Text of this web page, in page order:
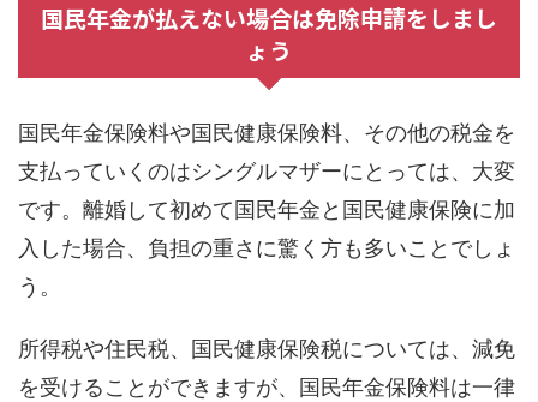
国民年金が払えない場合は免除申請をしまし
ょう
国民年金保険料や国民健康保険料、その他の税金を
支払っていくのはシングルマザーにとっては、大変
です。離婚して初めて国民年金と国民健康保険に加
入した場合、負担の重さに驚く方も多いことでしょ
う。
所得税や住民税、国民健康保険税については、減免
を受けることができますが、国民年金保険料は一律